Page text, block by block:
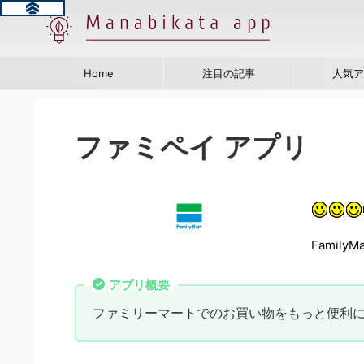
Home 注目の記事 人気
ファミペイ アプリ
アプリ概要
ファミリーマートでのお買い物をもっと便利